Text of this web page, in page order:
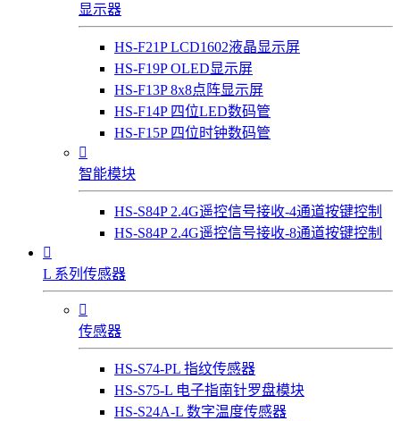
显示器
HS-F21P LCD1602液晶显示屏
HS-F19P OLED显示屏
HS-F13P 8x8点阵显示屏
HS-F14P 四位LED数码管
HS-F15P 四位时钟数码管

智能模块
HS-S84P 2.4G遥控信号接收-4通道按键控制
HS-S84P 2.4G遥控信号接收-8通道按键控制

L 系列传感器

传感器
HS-S74-PL 指纹传感器
HS-S75-L 电子指南针罗盘模块
HS-S24A-L 数字温度传感器